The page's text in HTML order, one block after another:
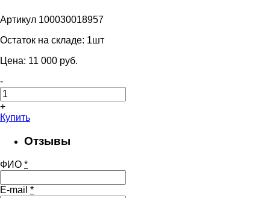
Артикул 100030018957
Остаток на складе: 1шт
Цена: 11 000 pуб.
-
+
Купить
Отзывы
ФИО *
E-mail *